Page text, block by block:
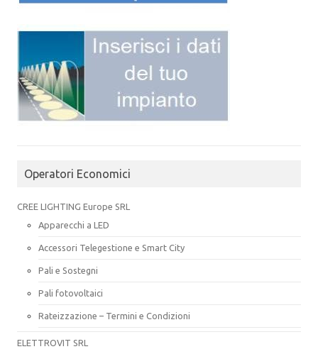
Operatori Economici
CREE LIGHTING Europe SRL
Apparecchi a LED
Accessori Telegestione e Smart City
Pali e Sostegni
Pali fotovoltaici
Rateizzazione – Termini e Condizioni
ELETTROVIT SRL